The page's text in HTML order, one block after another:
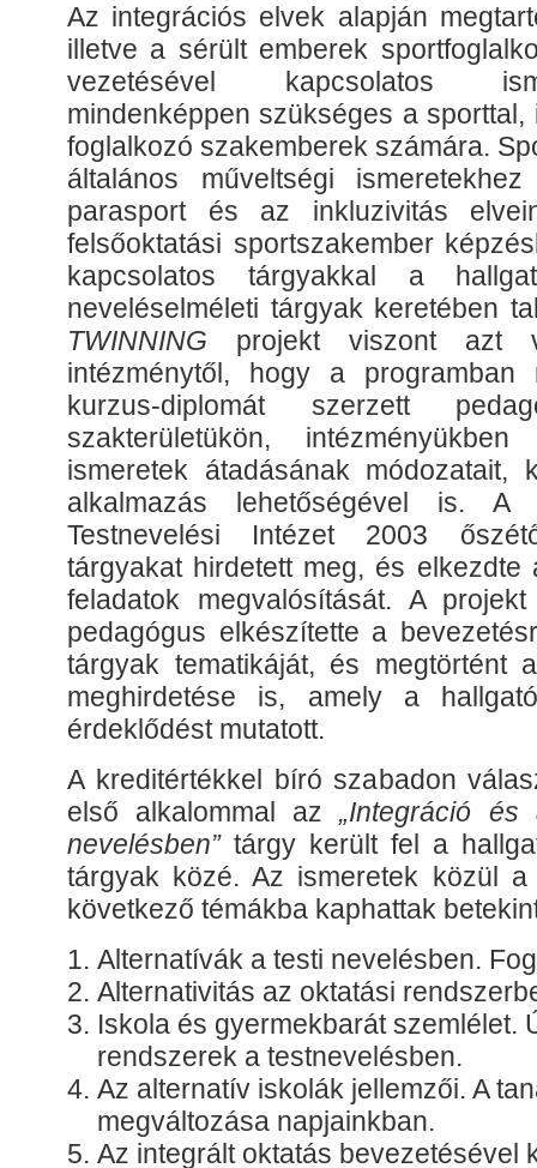
Az integrációs elvek alapján
illetve a sérült emberek
vezetésével kapcsolatos
mindenképpen szükséges a sporttal,
foglalkozó szakemberek számára.
általános műveltségi
parasport és az inkluzivitás
felsőoktatási sportszakember
kapcsolatos tárgyakkal a
neveléselméleti tárgyak keretében
TWINNING projekt viszont
intézménytől, hogy a
kurzus-diplomát szerzett
szakterületükön,
ismeretek átadásának módozatait,
alkalmazás lehetőségével is. A
Testnevelési Intézet 2003
tárgyakat hirdetett meg, és elkezdte
feladatok megvalósítását. A
pedagógus elkészítette a
tárgyak tematikáját, és megtörtént
meghirdetése is, amely a
érdeklődést mutatott.
A kreditértékkel bíró szabadon
első alkalommal az„Integráció
nevelésben” tárgy került fel a
tárgyak közé. Az ismeretek közül
következő témákba kaphattak
Alternatívák a testi nevelésben.
Alternativitás az oktatási
Iskola és gyermekbarát szemlélet.
rendszerek a testnevelésben.
Az alternatív iskolák jellemzői. A
megváltozása napjainkban.
Az integrált oktatás bevezetésével